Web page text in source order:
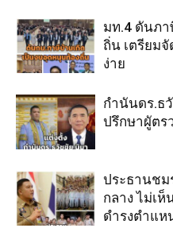
มท.4 ดันภา
ถิ่น เตรียม
ง่าย
กำนันดร.ธ
ปรึกษาผูัตร
ประธานช
กลาง ไม่เ
ดำรงตำแห